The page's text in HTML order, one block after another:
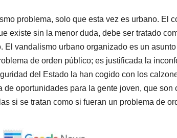
problema, solo que esta vez es urbano. El
existe sin la menor duda, debe ser tratado
El vandalismo urbano organizado es un
de orden público; es justificada la
del Estado la han cogido con los
de oportunidades para la gente joven, que
si se tratan como si fueran un problema de